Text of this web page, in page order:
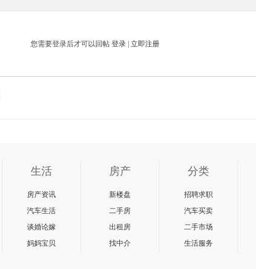
您需要登录后才可以回帖 登录 立即注册
生活
房产资讯
汽车生活
谈婚论嫁
妈妈宝贝
房产
新楼盘
二手房
出租房
找中介
分类
招聘求职
汽车买卖
二手市场
生活服务